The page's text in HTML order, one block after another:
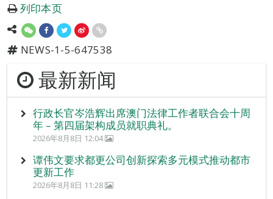
列印本页
NEWS-1-5-647538
最新新闻
行政长官岑浩辉出席澳门法律工作者联合会十周
年 – 第四届架构成员就职典礼。
2026年8月8日 12:04
谭伟文要求都更公司创新探索多元模式推动都市
更新工作
2026年8月8日 11:28